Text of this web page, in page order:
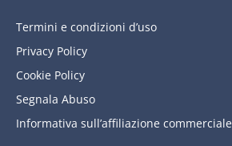
Termini e condizioni d’uso
Privacy Policy
Cookie Policy
Segnala Abuso
Informativa sull’affiliazione commerciale